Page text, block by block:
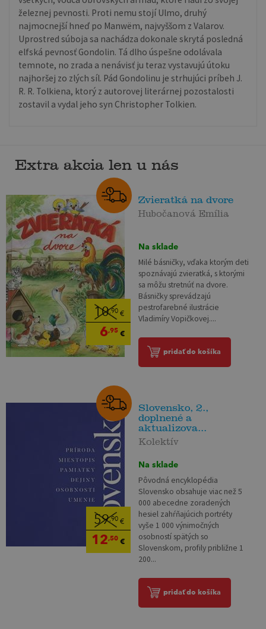
železnej pevnosti. Proti nemu stojí Ulmo, druhý
najmocnejší hneď po Manwëm, najvyššom z Valarov.
Uprostred súboja sa nachádza dokonale skrytá posledná
elfská pevnosť Gondolin. Tá dlho úspešne odolávala
temnote, no zrada a nenávisť ju teraz vystavujú útoku
najhoršej zo zlých síl. Pád Gondolinu je strhujúci príbeh J.
R. R. Tolkiena, ktorý z autorovej literárnej pozostalosti
zostavil a vydal jeho syn Christopher Tolkien.
Extra akcia len u nás
10,90€
6,95€
Zvieratká na dvore
Hubočanová Emília
Na sklade
Milé básničky, vďaka ktorým deti
spoznávajú zvieratká, s ktorými
sa môžu stretnúť na dvore.
Básničky sprevádzajú
pestrofarebné ilustrácie
Vladimíry Vopičkovej....
pridať do košíka
59,90€
12,50€
Slovensko, 2.,
doplnené a
aktualizova...
Kolektív
Na sklade
Pôvodná encyklopédia
Slovensko obsahuje viac než 5
000 abecedne zoradených
hesiel zahŕňajúcich portréty
vyše 1 000 výnimočných
osobností spätých so
Slovenskom, profily približne 1
200...
pridať do košíka